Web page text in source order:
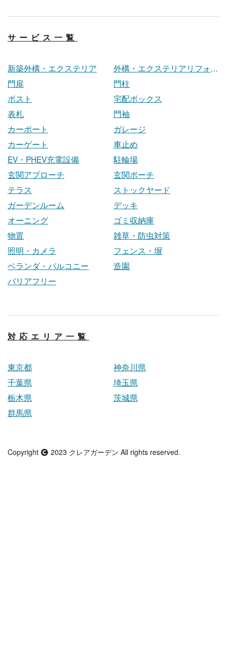
サービス一覧
新築外構・エクステリア 外構・エクステリアリフォーム
門扉
門柱
ポスト
宅配ボックス
表札
門袖
カーポート
ガレージ
カーゲート
車止め
EV・PHEV充電設備
駐輪場
玄関アプローチ
玄関ポーチ
テラス
ストックヤード
ガーデンルーム
デッキ
オーニング
ゴミ収納庫
物置
雑草・防虫対策
照明・カメラ
フェンス・塀
ベランダ・バルコニー
造園
バリアフリー
対応エリア一覧
東京都
神奈川県
千葉県
埼玉県
栃木県
茨城県
群馬県
Copyright 2023 クレアガーデン All rights reserved.